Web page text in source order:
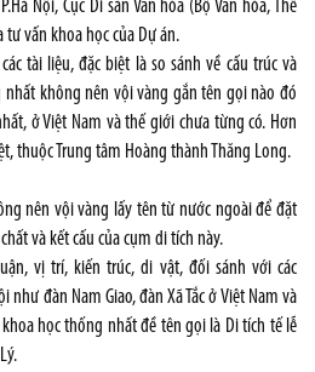
Nội, Cục Di sản Văn hóa (Bộ Văn hóa, Thể
tư vấn khoa học của Dự án.
tài liệu, đặc biệt là so sánh về cấu trúc và
không nên vội vàng gắn tên gọi nào đó
ở Việt Nam và thế giới chưa từng có. Hơn
thuộc Trung tâm Hoàng thành Thăng Long.
nên vội vàng lấy tên từ nước ngoài để đặt
và kết cấu của cụm di tích này.
vị trí, kiến trúc, di vật, đối sánh với các
đàn Nam Giao, đàn Xã Tắc ở Việt Nam và
khoa học thống nhất đề tên gọi là Di tích tế lễ